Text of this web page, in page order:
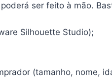
ser feito à mão.
Silhouette Studio);
(tamanho, nome,